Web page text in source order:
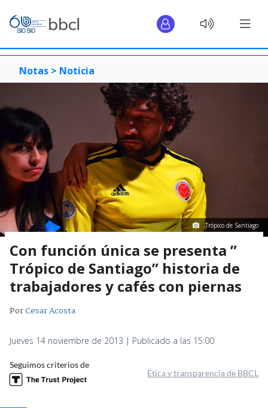
Notas > Noticia
Trópico de Santiago
Con función única se presenta ”
Trópico de Santiago” historia de
trabajadores y cafés con piernas
PorCesar Acosta
Jueves 14 noviembre de 2013 | Publicado a las 15:00
Seguimos criterios de
Ética y transparencia de BBCL